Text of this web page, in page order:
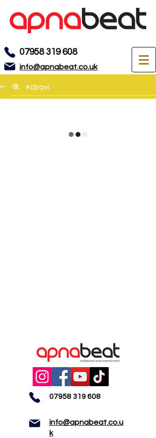
07958 319 608
info@apnabeat.co.uk
07958 319 608
info@apnabeat.co.u
k